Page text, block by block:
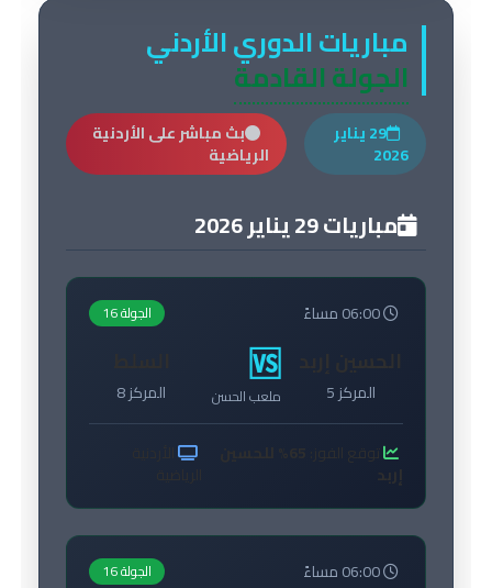
مباريات الدوري الأردني
الجولة القادمة
29 يناير
2026
بث مباشر على الأردنية
الرياضية
مباريات 29 يناير 2026
06:00 مساءً الجولة 16
المركز 5 🆚
ملعب الحسن المركز 8
توقع الفوز:
إربد
06:00 مساءً الجولة 16